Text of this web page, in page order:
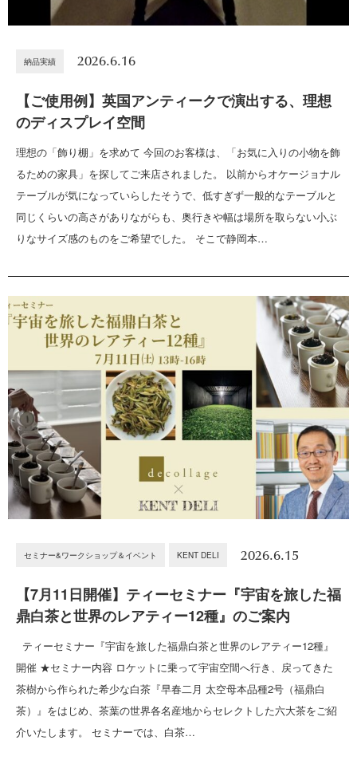
納品実績 2026.6.16
【ご使用例】英国アンティークで演出する、理想
のディスプレイ空間
理想の「飾り棚」を求めて 今回のお客様は、「お気に入りの小物を飾
るための家具」を探してご来店されました。 以前からオケージョナル
テーブルが気になっていらしたそうで、低すぎず一般的なテーブルと
同じくらいの高さがありながらも、奥行きや幅は場所を取らない小ぶ
りなサイズ感のものをご希望でした。 そこで静岡本…
セミナー&ワークショップ＆イベント KENT DELI 2026.6.15
【7月11日開催】ティーセミナー『宇宙を旅した福
鼎白茶と世界のレアティー12種』のご案内
ティーセミナー『宇宙を旅した福鼎白茶と世界のレアティー12種』
開催 ★セミナー内容 ロケットに乗って宇宙空間へ行き、戻ってきた
茶樹から作られた希少な白茶『早春二月 太空母本品種2号（福鼎白
茶）』をはじめ、茶葉の世界各名産地からセレクトした六大茶をご紹
介いたします。 セミナーでは、白茶…